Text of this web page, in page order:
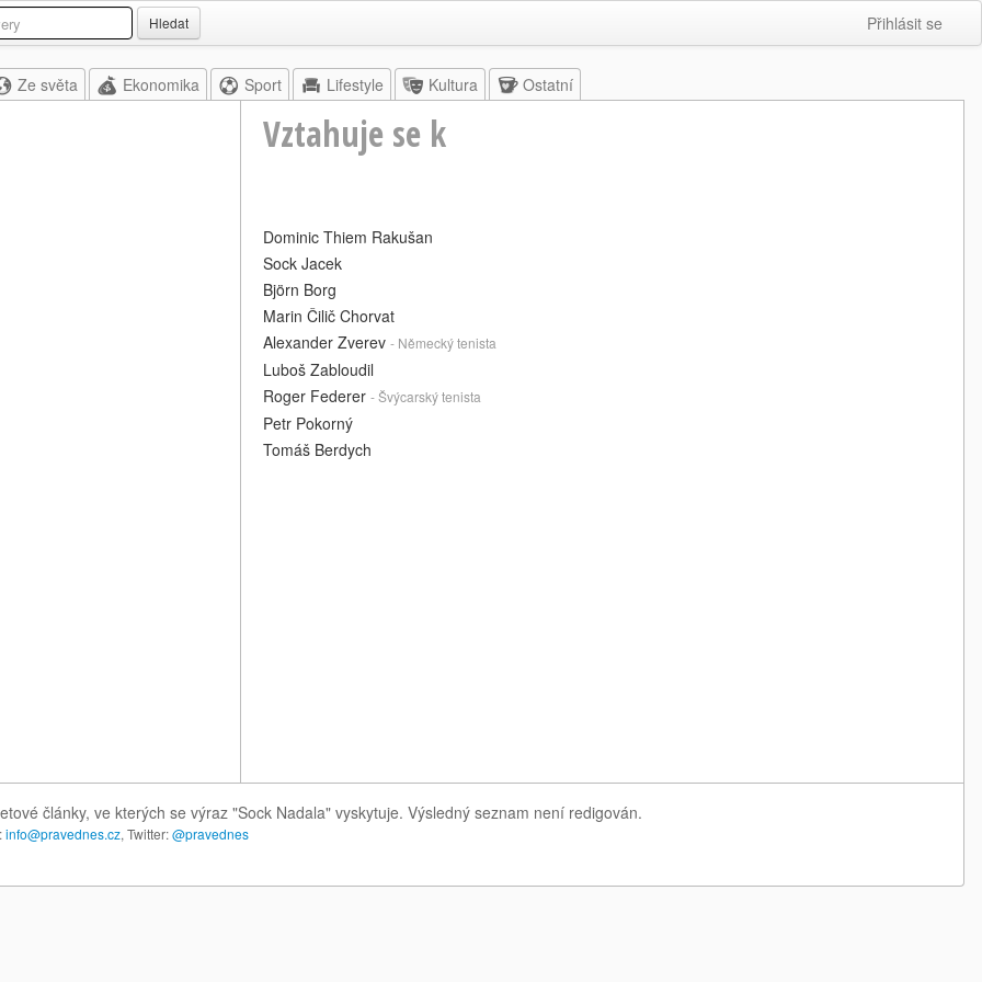
Hledat Přihlásit se
Ze světa Ekonomika Sport Lifestyle Kultura Ostatní
Vztahuje se k
Dominic Thiem Rakušan
Sock Jacek
Björn Borg
Marin Čilič Chorvat
Alexander Zverev - Německý tenista
Luboš Zabloudil
Roger Federer - Švýcarský tenista
Petr Pokorný
Tomáš Berdych
články, ve kterých se výraz "Sock Nadala" vyskytuje. Výsledný seznam není redigován.
info@pravednes.cz, Twitter:@pravednes